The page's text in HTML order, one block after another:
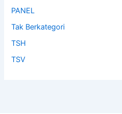
PANEL
Tak Berkategori
TSH
TSV